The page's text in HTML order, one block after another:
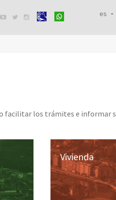
   es
los trámites e informar
Vivienda